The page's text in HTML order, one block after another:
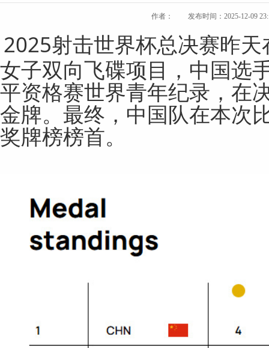
作者： 发布时间：2025-12-09
2025射击世界杯总决赛昨
女子双向飞碟项目，中国选
平资格赛世界青年纪录，在
金牌。最终，中国队在本次
奖牌榜榜首。